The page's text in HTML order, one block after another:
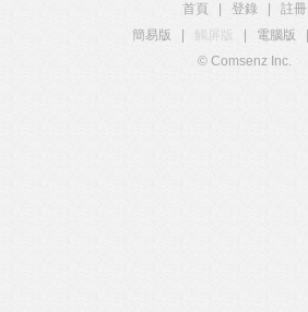
首頁 登錄
註冊
簡易版
觸屏版 電腦版
© Comsenz Inc.